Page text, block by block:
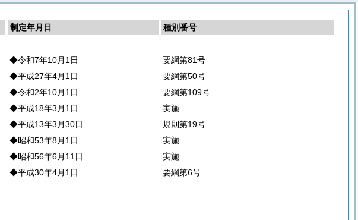
制定年月日
種別番号
◆令和7年10月1日
要綱第81号
◆平成27年4月1日
要綱第50号
◆令和2年10月1日
要綱第109号
◆平成18年3月1日
実施
◆平成13年3月30日
規則第19号
◆昭和53年8月1日
実施
◆昭和56年6月11日
実施
◆平成30年4月1日 要綱第6号